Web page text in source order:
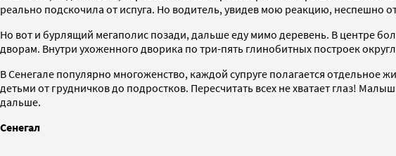
реально подскочила от испуга. Но водитель, увидев мою реакцию, неспешно
Но вот и бурлящий мегаполис позади, дальше еду мимо деревень. В центре
дворам. Внутри ухоженного дворика по три-пять глинобитных построек
В Сенегале популярно многоженство, каждой супруге полагается
детьми от грудничков до подростков. Пересчитать всех не хватает глаз!
дальше.
Сенегал